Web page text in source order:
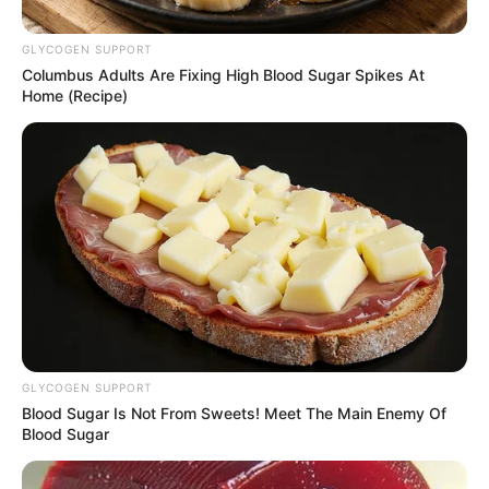
Alcaldía de Medellín
Violencia contra la Mujer - 2025 - Corpades
Verónica Gómez Perea
Marzo 10, 2025
GLYCOGEN SUPPORT
Columbus Adults Are Fixing High Blood Sugar Spikes At
Home (Recipe)
GLYCOGEN SUPPORT
Blood Sugar Is Not From Sweets! Meet The Main Enemy Of
Blood Sugar